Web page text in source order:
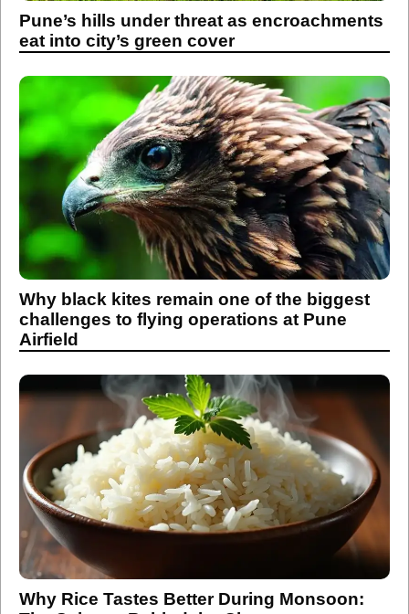
Pune’s hills under threat as encroachments
eat into city’s green cover
Why black kites remain one of the biggest
challenges to flying operations at Pune
Airfield
Why Rice Tastes Better During Monsoon: